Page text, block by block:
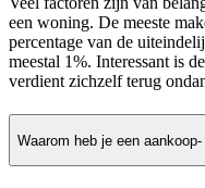
een woning. De meeste
percentage van de
meestal 1%. Interessant is
verdient zichzelf terug
Waarom heb je een